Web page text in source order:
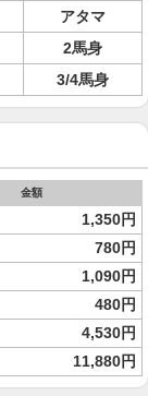
アタマ
2馬身
3/4馬身
金額
1,350円
780円
1,090円
480円
4,530円
11,880円